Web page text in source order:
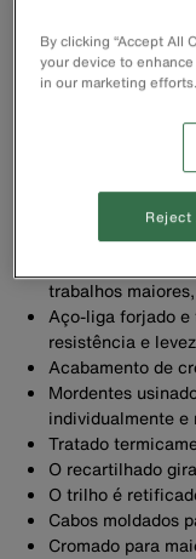
trabalhos
Aço-liga forjado
resistência e
Acabamento de
Mordentes
individualmente e
Tratado
O recartilhado
O trilho é
Cabos moldados
Cromado para
By clicking “Accept All
your device to
in our marketing efforts.
Reject